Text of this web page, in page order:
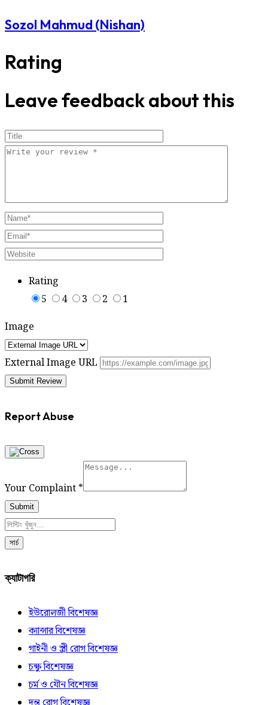
Sozol Mahmud (Nishan)
Rating
Leave feedback about this
Rating
5
4 3 2
1
Image
External Image URL
Report Abuse
Your Complaint *
Submit
সার্চ
ক্যাটাগরি
ইউরোলজী বিশেষজ্ঞ
ক্যান্সার বিশেষজ্ঞ
গাইনী ও স্ত্রী রোগ বিশেষজ্ঞ
চক্ষু বিশেষজ্ঞ
চর্ম ও যৌন বিশেষজ্ঞ